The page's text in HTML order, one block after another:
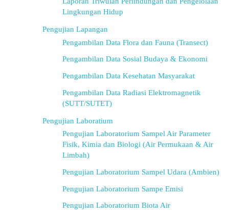
Lingkungan Hidup
Pengujian Lapangan
Pengambilan Data Flora dan Fauna (Transect)
Pengambilan Data Sosial Budaya & Ekonomi
Pengambilan Data Kesehatan Masyarakat
Pengambilan Data Radiasi Elektromagnetik
(SUTT/SUTET)
Pengujian Laboratium
Pengujian Laboratorium Sampel Air Parameter
Fisik, Kimia dan Biologi (Air Permukaan & Air
Limbah)
Pengujian Laboratorium Sampel Udara (Ambien)
Pengujian Laboratorium Sampe Emisi
Pengujian Laboratorium Biota Air